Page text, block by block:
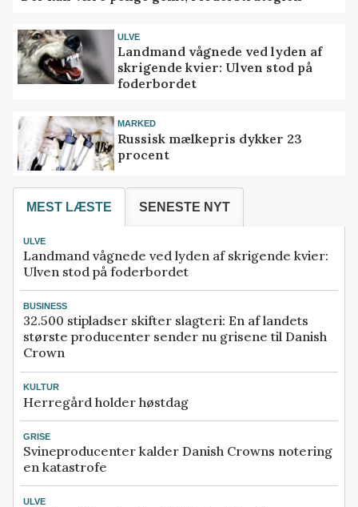
ULVE
Landmand vågnede ved lyden af
skrigende kvier: Ulven stod på
foderbordet
MARKED
Russisk mælkepris dykker 23
procent
MEST LÆSTE SENESTE NYT
ULVE
Landmand vågnede ved lyden af skrigende kvier:
Ulven stod på foderbordet
BUSINESS
32.500 stipladser skifter slagteri: En af landets
største producenter sender nu grisene til Danish
Crown
KULTUR
Herregård holder høstdag
GRISE
Svineproducenter kalder Danish Crowns notering
en katastrofe
ULVE